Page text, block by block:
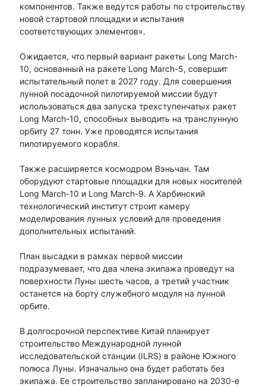
компонентов. Также ведутся работы по строительству
новой стартовой площадки и испытания
соответствующих элементов».
Ожидается, что первый вариант ракеты Long March-
10, основанный на ракете Long March-5, совершит
испытательный полет в 2027 году. Для совершения
лунной посадочной пилотируемой миссии будут
использоваться два запуска трехступенчатых ракет
Long March-10, способных выводить на транслунную
орбиту 27 тонн. Уже проводятся испытания
пилотируемого корабля.
Также расширяется космодром Вэньчан. Там
оборудуют стартовые площадки для новых носителей
Long March-10 и Long March-9. А Харбинский
технологический институт строит камеру
моделирования лунных условий для проведения
дополнительных испытаний.
План высадки в рамках первой миссии
подразумевает, что два члена экипажа проведут на
поверхности Луны шесть часов, а третий участник
останется на борту служебного модуля на лунной
орбите.
В долгосрочной перспективе Китай планирует
строительство Международной лунной
исследовательской станции (ILRS) в районе Южного
полюса Луны. Изначально она будет работать без
экипажа. Ее строительство запланировано на 2030-е